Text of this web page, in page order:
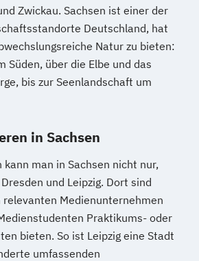
Zwickau. Sachsen ist einer der
Deutschland, hat
Natur zu bieten:
Süden, über die Elbe und das
bis zur Seenlandschaft um
in Sachsen
man in Sachsen nicht nur,
und Leipzig. Dort sind
Medienunternehmen
Praktikums- oder
bieten. So ist Leipzig eine Stadt
umfassenden